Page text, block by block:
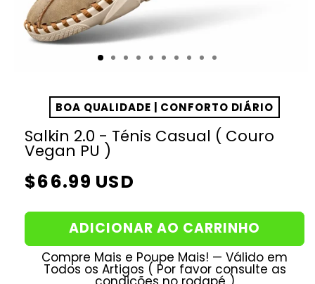
BOA QUALIDADE | CONFORTO DIÁRIO
Salkin 2.0 - Ténis Casual ( Couro
Vegan PU )
Preço
$66.99 USD
ADICIONAR AO CARRINHO
Compre Mais e Poupe Mais! — Válido em
Todos os Artigos ( Por favor consulte as